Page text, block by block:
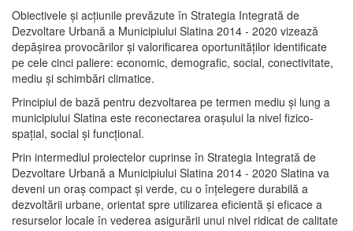
Obiectivele şi acţiunile prevăzute în Strategia Integrată de
Dezvoltare Urbană a Municipiului Slatina 2014 - 2020 vizează
depășirea provocărilor şi valorificarea oportunităţilor identificate
pe cele cinci paliere: economic, demografic, social, conectivitate,
mediu şi schimbări climatice.
Principiul de bază pentru dezvoltarea pe termen mediu şi lung a
municipiului Slatina este reconectarea oraşului la nivel fizico-
spaţial, social şi funcţional.
Prin intermediul proiectelor cuprinse în Strategia Integrată de
Dezvoltare Urbană a Municipiului Slatina 2014 - 2020 Slatina va
deveni un oraş compact şi verde, cu o înţelegere durabilă a
dezvoltării urbane, orientat spre utilizarea eficientă şi eficace a
resurselor locale în vederea asigurării unui nivel ridicat de calitate